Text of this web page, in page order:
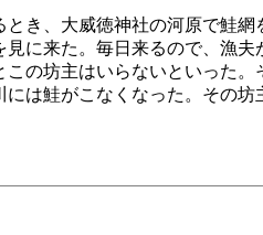
き、大威徳神社の河原で鮭網
に来た。毎日来るので、漁夫
この坊主はいらないといった。
は鮭がこなくなった。その坊